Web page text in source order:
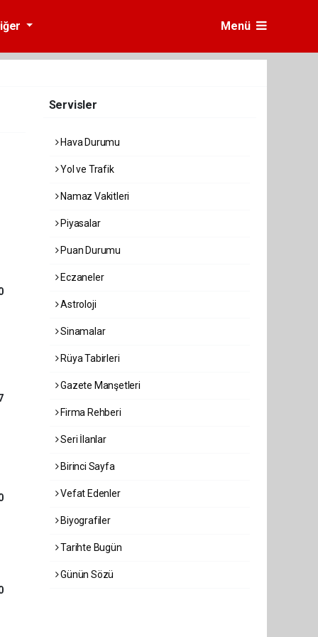
Menü
Servisler
Hava Durumu
Yol ve Trafik
Namaz Vakitleri
Piyasalar
Puan Durumu
Eczaneler
Astroloji
Sinamalar
Rüya Tabirleri
Gazete Manşetleri
Firma Rehberi
Seri İlanlar
Birinci Sayfa
Vefat Edenler
Biyografiler
Tarihte Bugün
Günün Sözü